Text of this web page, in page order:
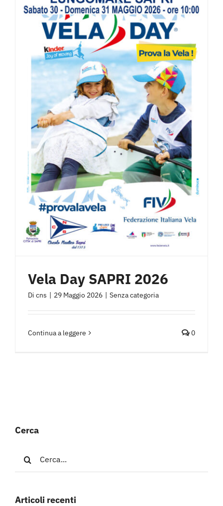
Vela Day SAPRI 2026
Di cns | 29 Maggio 2026 | Senza categoria
Continua a leggere 0
Cerca
Cerca
per:
Articoli recenti